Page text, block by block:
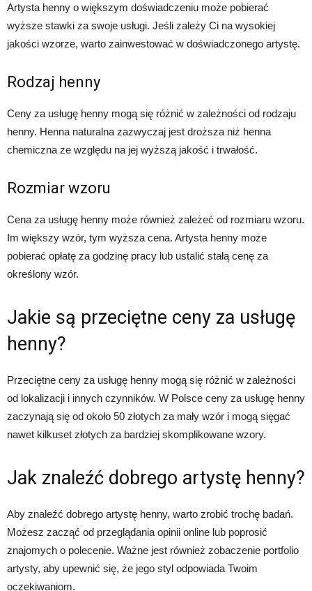
Artysta henny o większym doświadczeniu może pobierać
wyższe stawki za swoje usługi. Jeśli zależy Ci na wysokiej
jakości wzorze, warto zainwestować w doświadczonego artystę.
Rodzaj henny
Ceny za usługę henny mogą się różnić w zależności od rodzaju
henny. Henna naturalna zazwyczaj jest droższa niż henna
chemiczna ze względu na jej wyższą jakość i trwałość.
Rozmiar wzoru
Cena za usługę henny może również zależeć od rozmiaru wzoru.
Im większy wzór, tym wyższa cena. Artysta henny może
pobierać opłatę za godzinę pracy lub ustalić stałą cenę za
określony wzór.
Jakie są przeciętne ceny za usługę
henny?
Przeciętne ceny za usługę henny mogą się różnić w zależności
od lokalizacji i innych czynników. W Polsce ceny za usługę henny
zaczynają się od około 50 złotych za mały wzór i mogą sięgać
nawet kilkuset złotych za bardziej skomplikowane wzory.
Jak znaleźć dobrego artystę henny?
Aby znaleźć dobrego artystę henny, warto zrobić trochę badań.
Możesz zacząć od przeglądania opinii online lub poprosić
znajomych o polecenie. Ważne jest również zobaczenie portfolio
artysty, aby upewnić się, że jego styl odpowiada Twoim
oczekiwaniom.